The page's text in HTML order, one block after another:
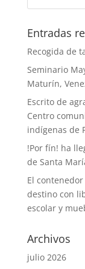
Entradas
Recogida de
Seminario
Maturín,
Escrito de
Centro
indígenas de
!Por fín! ha
de Santa
El
destino con
escolar y
Archivos
julio 2026